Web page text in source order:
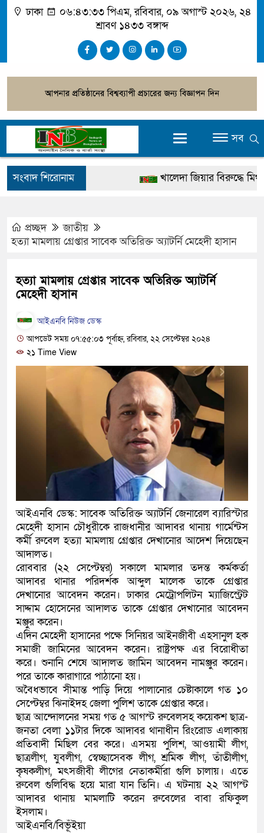
ঢাকা ০৬:৪৩:৩৪ পিএম, রবিবার, ০৯ অগাস্ট ২০২৬, ২৪
শ্রাবণ ১৪৩৩ বঙ্গাব্দ
সব
সংবাদ শিরোনাম
খালেদা জিয়ার বিরুদ্ধে মিথ্যা
হবে: প্রধানমন্ত্রী
গাজীপুরে সাতজনকে হত্যার
হারুনসহ ১০ জন
ঢাকার চারপাশে সচল হবে নৌপথ,
রাজধানীর দুই মেট্রো স্টেশনে
আদালতকে বলতে চাইলাম
লতিফ সিদ্দিকী
নতুন মামলায় গ্রেফতার
প্রচ্ছদ
জাতীয়
হত্যা মামলায় গ্রেপ্তার সাবেক অতিরিক্ত অ্যাটর্নি মেহেদী হাসান
হত্যা মামলায় গ্রেপ্তার সাবেক অতিরিক্ত অ্যাটর্নি
মেহেদী হাসান
আইএনবি নিউজ ডেস্ক
আপডেট সময় ০৭:৫৫:০৩ পূর্বাহ্ন, রবিবার, ২২ সেপ্টেম্বর ২০২৪
২১ Time View
আইএনবি ডেস্ক: সাবেক অতিরিক্ত অ্যাটর্নি জেনারেল ব্যারিস্টার
মেহেদী হাসান চৌধুরীকে রাজধানীর আদাবর থানায় গার্মেন্টস
কর্মী রুবেল হত্যা মামলায় গ্রেপ্তার দেখানোর আদেশ দিয়েছেন
আদালত।
রোববার (২২ সেপ্টেম্বর) সকালে মামলার তদন্ত কর্মকর্তা
আদাবর থানার পরিদর্শক আব্দুল মালেক তাকে গ্রেপ্তার
দেখানোর আবেদন করেন। ঢাকার মেট্রোপলিটন ম্যাজিস্ট্রেট
সাদ্দাম হোসেনের আদালত তাকে গ্রেপ্তার দেখানোর আবেদন
মঞ্জুর করেন।
এদিন মেহেদী হাসানের পক্ষে সিনিয়র আইনজীবী এহসানুল হক
সমাজী জামিনের আবেদন করেন। রাষ্ট্রপক্ষ এর বিরোধীতা
করে। শুনানি শেষে আদালত জামিন আবেদন নামঞ্জুর করেন।
পরে তাকে কারাগারে পাঠানো হয়।
অবৈধভাবে সীমান্ত পাড়ি দিয়ে পালানোর চেষ্টাকালে গত ১০
সেপ্টেম্বর ঝিনাইদহ জেলা পুলিশ তাকে গ্রেপ্তার করে।
ছাত্র আন্দোলনের সময় গত ৫ আগস্ট রুবেলসহ কয়েকশ ছাত্র-
জনতা বেলা ১১টার দিকে আদাবর থানাধীন রিংরোড এলাকায়
প্রতিবাদী মিছিল বের করে। এসময় পুলিশ, আওয়ামী লীগ,
ছাত্রলীগ, যুবলীগ, স্বেচ্ছাসেবক লীগ, শ্রমিক লীগ, তাঁতীলীগ,
কৃষকলীগ, মৎসজীবী লীগের নেতাকর্মীরা গুলি চালায়। এতে
রুবেল গুলিবিদ্ধ হয়ে মারা যান তিনি। এ ঘটনায় ২২ আগস্ট
আদাবর থানায় মামলাটি করেন রুবেলের বাবা রফিকুল
ইসলাম।
আইএনবি/বিভূঁইয়া